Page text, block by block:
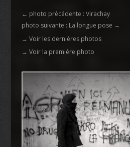
← photo précédente : Virachay
photo suivante : La longue pose →
→ Voir les dernières photos
→ Voir la première photo